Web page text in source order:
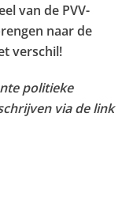
van de PVV-
naar de
verschil!
politieke
via de link